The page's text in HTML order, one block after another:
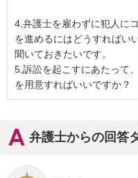
4,弁護士を雇わずに犯人に
を進めるにはどうすればい
聞いておきたいです。
5,訴訟を起こすにあたって
を用意すればいいですか？
弁護士からの回答